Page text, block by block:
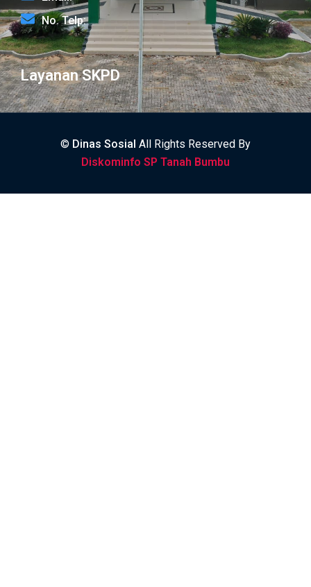
No. Telp:
Layanan SKPD
© Dinas Sosial All Rights Reserved By
Diskominfo SP Tanah Bumbu